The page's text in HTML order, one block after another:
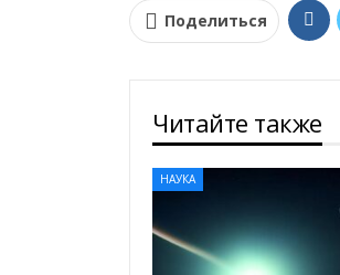
Поделиться
Читайте также
НАУКА